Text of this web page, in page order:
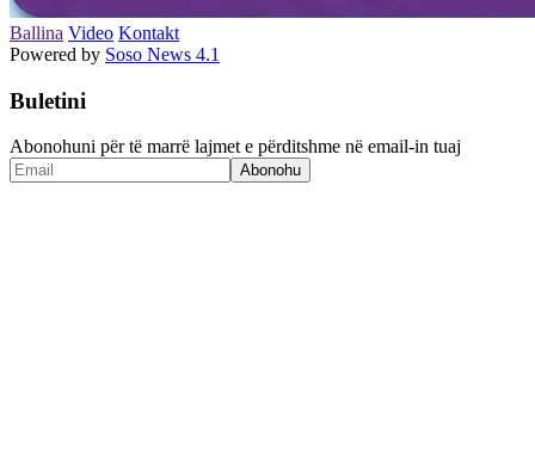
Ballina Video Kontakt
Powered by Soso News 4.1
Buletini
Abonohuni për të marrë lajmet e përditshme në email-in tuaj
Abonohu